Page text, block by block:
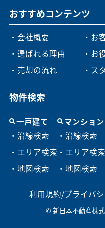
おすすめコンテンツ
・会社概要
・選ばれる理由
・売却の流れ
・お
・お
・ス
物件検索
一戸建て
・沿線検索
・エリア検索
・地図検索
マンション
・沿線検索
・エリア検索
・地図検索
利用規約/プライバ
© 新日本不動産株